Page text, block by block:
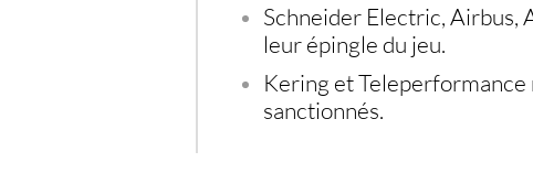
Schneider Electric,
leur épingle du jeu.
Kering et
sanctionnés.